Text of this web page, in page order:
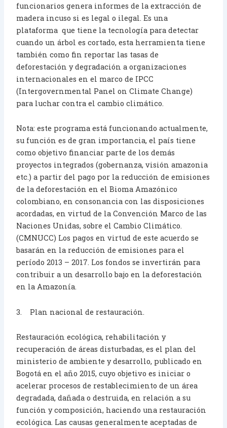
funcionarios genera informes de la extracción de
madera incuso si es legal o ilegal. Es una
plataforma que tiene la tecnología para detectar
cuando un árbol es cortado, esta herramienta tiene
también como fin reportar las tasas de
deforestación y degradación a organizaciones
internacionales en el marco de IPCC
(Intergovernmental Panel on Climate Change)
para luchar contra el cambio climático.
Nota: este programa está funcionando actualmente,
su función es de gran importancia, el país tiene
como objetivo financiar parte de los demás
proyectos integrados (gobernanza, visión amazonia
etc.) a partir del pago por la reducción de emisiones
de la deforestación en el Bioma Amazónico
colombiano, en consonancia con las disposiciones
acordadas, en virtud de la Convención Marco de las
Naciones Unidas, sobre el Cambio Climático.
(CMNUCC) Los pagos en virtud de este acuerdo se
basarán en la reducción de emisiones para el
período 2013 – 2017. Los fondos se invertirán para
contribuir a un desarrollo bajo en la deforestación
en la Amazonía.
3. Plan nacional de restauración.
Restauración ecológica, rehabilitación y
recuperación de áreas disturbadas, es el plan del
ministerio de ambiente y desarrollo, publicado en
Bogotá en el año 2015, cuyo objetivo es iniciar o
acelerar procesos de restablecimiento de un área
degradada, dañada o destruida, en relación a su
función y composición, haciendo una restauración
ecológica. Las causas generalmente aceptadas de